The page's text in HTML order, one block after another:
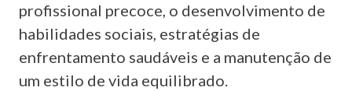
profissional precoce, o desenvolvimento de
habilidades sociais, estratégias de
enfrentamento saudáveis e a manutenção de
um estilo de vida equilibrado.